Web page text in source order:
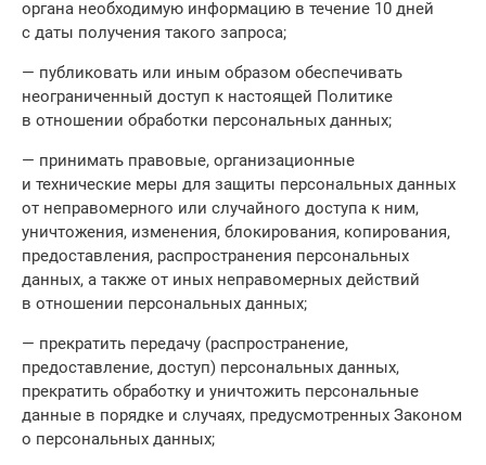
органа необходимую информацию в течение 10 дней
с даты получения такого запроса;
— публиковать или иным образом обеспечивать
неограниченный доступ к настоящей Политике
в отношении обработки персональных данных;
— принимать правовые, организационные
и технические меры для защиты персональных данных
от неправомерного или случайного доступа к ним,
уничтожения, изменения, блокирования, копирования,
предоставления, распространения персональных
данных, а также от иных неправомерных действий
в отношении персональных данных;
— прекратить передачу (распространение,
предоставление, доступ) персональных данных,
прекратить обработку и уничтожить персональные
данные в порядке и случаях, предусмотренных Законом
о персональных данных;